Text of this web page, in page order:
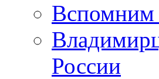
Вспомним
России